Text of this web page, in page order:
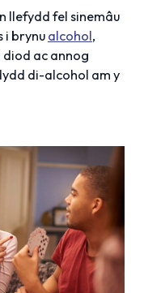
llefydd fel sinemâu
i brynu alcohol,
diod ac annog
di-alcohol am y